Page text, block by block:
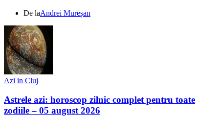
De laAndrei Mureșan
Azi in Cluj
Astrele azi: horoscop zilnic complet pentru toate
zodiile – 05 august 2026